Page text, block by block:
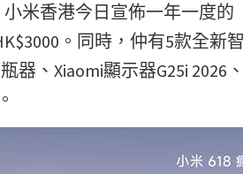
米香港今日宣佈一年一度
。同時，仲有5款全
器、Xiaomi顯示器G25i 2026